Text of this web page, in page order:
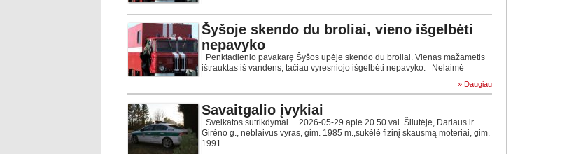
Šyšoje skendo du broliai, vieno išgelbėti
nepavyko
Penktadienio pavakarę Šyšos upėje skendo du broliai. Vienas mažametis
ištrauktas iš vandens, tačiau vyresniojo išgelbėti nepavyko. Nelaimė
» Daugiau
Savaitgalio įvykiai
Sveikatos sutrikdymai 2026-05-29 apie 20.50 val. Šilutėje, Dariaus ir
Girėno g., neblaivus vyras, gim. 1985 m.,sukėlė fizinį skausmą moteriai, gim.
1991